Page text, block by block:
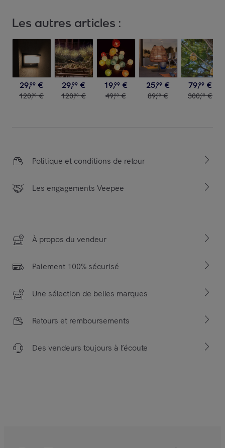
Les autres articles :
29,99 €
120,00 €
29,99 €
120,00 €
19,99 €
49,00 €
25,99 €
89,00 €
79,99 €
300,00 €
Politique et conditions de retour
Les engagements Veepee
À propos du vendeur
Paiement 100% sécurisé
Une sélection de belles marques
Retours et remboursements
Des vendeurs toujours à l’écoute